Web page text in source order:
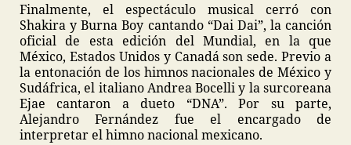
Finalmente, el espectáculo musical cerró con
Shakira y Burna Boy cantando “Dai Dai”, la canción
oficial de esta edición del Mundial, en la que
México, Estados Unidos y Canadá son sede. Previo a
la entonación de los himnos nacionales de México y
Sudáfrica, el italiano Andrea Bocelli y la surcoreana
Ejae cantaron a dueto “DNA”. Por su parte,
Alejandro Fernández fue el encargado de
interpretar el himno nacional mexicano.